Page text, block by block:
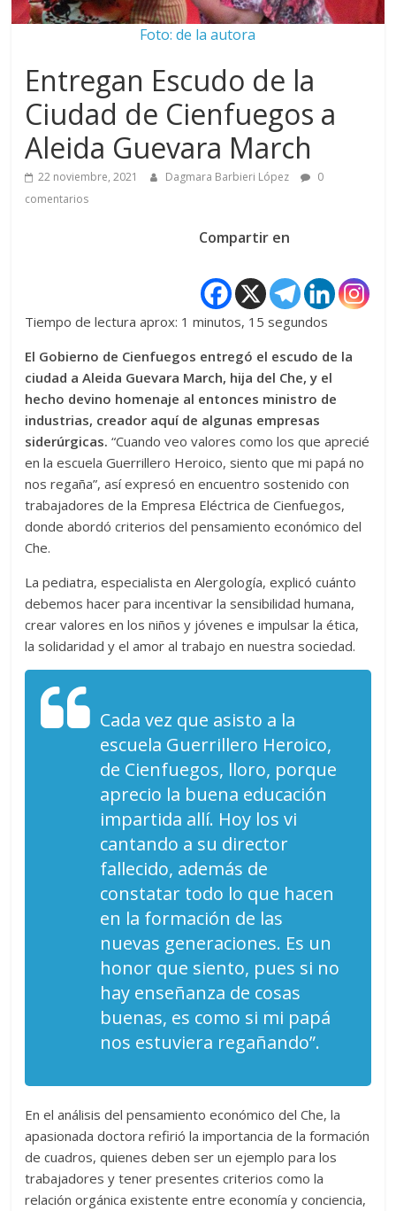
Foto: de la autora
Entregan Escudo de la
Ciudad de Cienfuegos a
Aleida Guevara March
22 noviembre, 2021 Dagmara Barbieri López
0
comentarios
Compartir en
Tiempo de lectura aprox: 1 minutos, 15 segundos
El Gobierno de Cienfuegos entregó el escudo de la
ciudad a Aleida Guevara March, hija del Che, y el
hecho devino homenaje al entonces ministro de
industrias, creador aquí de algunas empresas
siderúrgicas. “Cuando veo valores como los que aprecié
en la escuela Guerrillero Heroico, siento que mi papá no
nos regaña”, así expresó en encuentro sostenido con
trabajadores de la Empresa Eléctrica de Cienfuegos,
donde abordó criterios del pensamiento económico del
Che.
La pediatra, especialista en Alergología, explicó cuánto
debemos hacer para incentivar la sensibilidad humana,
crear valores en los niños y jóvenes e impulsar la ética,
la solidaridad y el amor al trabajo en nuestra sociedad.
Cada vez que asisto a la
escuela Guerrillero Heroico,
de Cienfuegos, lloro, porque
aprecio la buena educación
impartida allí. Hoy los vi
cantando a su director
fallecido, además de
constatar todo lo que hacen
en la formación de las
nuevas generaciones. Es un
honor que siento, pues si no
hay enseñanza de cosas
buenas, es como si mi papá
nos estuviera regañando”.
En el análisis del pensamiento económico del Che, la
apasionada doctora refirió la importancia de la formación
de cuadros, quienes deben ser un ejemplo para los
trabajadores y tener presentes criterios como la
relación orgánica existente entre economía y conciencia,